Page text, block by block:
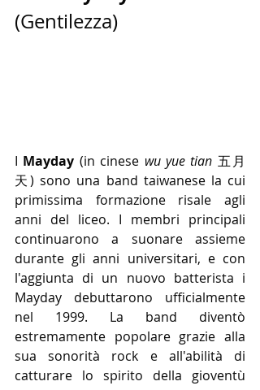
(Gentilezza)
I Mayday (in cinese wu yue tian 五月
天) sono una band taiwanese la cui
primissima formazione risale agli
anni del liceo. I membri principali
continuarono a suonare assieme
durante gli anni universitari, e con
l'aggiunta di un nuovo batterista i
Mayday debuttarono ufficialmente
nel 1999. La band diventò
estremamente popolare grazie alla
sua sonorità rock e all'abilità di
catturare lo spirito della gioventù